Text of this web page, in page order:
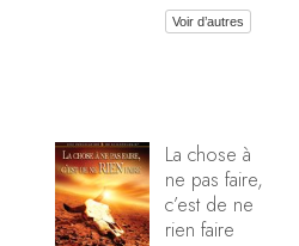
Voir d’autres
La chose à
ne pas faire,
c’est de ne
rien faire